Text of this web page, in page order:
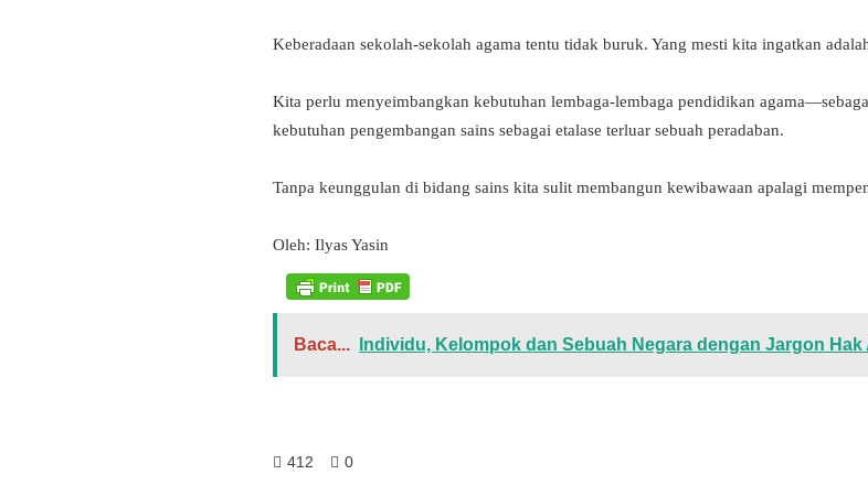
Keberadaan sekolah-sekolah agama tentu tidak buruk. Yang mesti kita ingatkan
Kita perlu menyeimbangkan kebutuhan lembaga-lembaga pendidikan
kebutuhan pengembangan sains sebagai etalase terluar sebuah peradaban.
Tanpa keunggulan di bidang sains kita sulit membangun kewibawaan apalagi
Oleh: Ilyas Yasin
Baca... Individu, Kelompok dan Sebuah Negara dengan Jargon Hak
412 0